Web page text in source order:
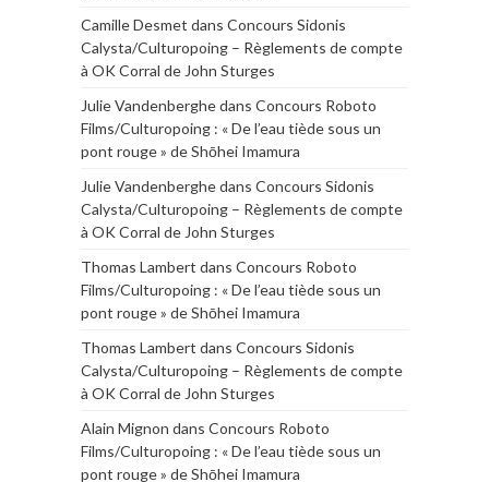
Camille Desmet dans Concours Sidonis
Calysta/Culturopoing – Règlements de compte
à OK Corral de John Sturges
Julie Vandenberghedans Concours Roboto
Films/Culturopoing : « De l’eau tiède sous un
pont rouge » de Shōhei Imamura
Julie Vandenberghedans Concours Sidonis
Calysta/Culturopoing – Règlements de compte
à OK Corral de John Sturges
Thomas Lambert dans Concours Roboto
Films/Culturopoing : « De l’eau tiède sous un
pont rouge » de Shōhei Imamura
Thomas Lambert dans Concours Sidonis
Calysta/Culturopoing – Règlements de compte
à OK Corral de John Sturges
Alain Mignon dans Concours Roboto
Films/Culturopoing : « De l’eau tiède sous un
pont rouge » de Shōhei Imamura